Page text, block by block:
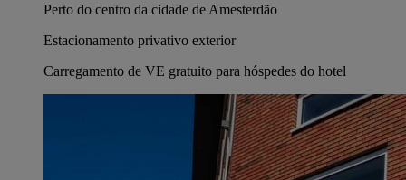
Perto do centro da cidade de Amesterdão
Estacionamento privativo exterior
Carregamento de VE gratuito para hóspedes do hotel